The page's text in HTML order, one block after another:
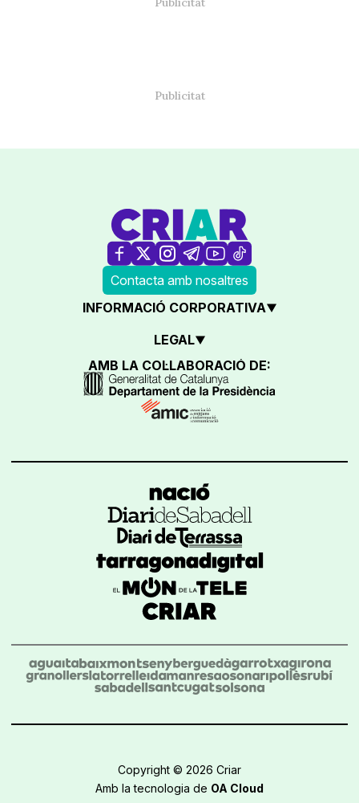
Contacta amb nosaltres
INFORMACIÓ CORPORATIVA
LEGAL
AMB LA COL·LABORACIÓ DE:
Copyright © 2026 Criar
Amb la tecnologia de OA Cloud